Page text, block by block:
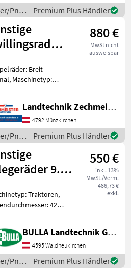
Pneu/FelgenPremium Plus Händler
880 €
MwSt nicht
ausweisbar
Breit -
Maschinetyp:
Räder Zwillinsräder
36 Räder/Pneu/Felgen
Landtechnik Zechmeister GmbH & Co KG
4792 Münzkirchen
Pneu/FelgenPremium Plus Händler
9.5 -
550 €
inkl. 13%
MwSt./Verm.
486,73 €
exkl.
Traktoren,
42
+ 2x 9.5 - 42 +
220 mm +
275 mm +
z.B. zu
BULLA Landtechnik GmbH
4595 Waldneukirchen
Pneu/FelgenPremium Plus Händler